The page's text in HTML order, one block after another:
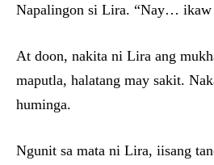
Napalingon si Lira. “Nay…
At doon, nakita ni Lira ang
maputla, halatang may sakit.
huminga.
Ngunit sa mata ni Lira, iisang